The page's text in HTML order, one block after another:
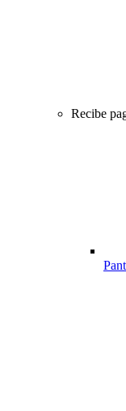
Recibe